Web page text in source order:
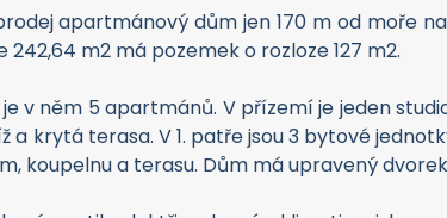
apartmánový dům jen 170 m od moře
m2 má pozemek o rozloze 127 m2.
v něm 5 apartmánů. V přízemí je jeden
a krytá terasa. V 1. patře jsou 3 bytové
koupelnu a terasu. Dům má upravený